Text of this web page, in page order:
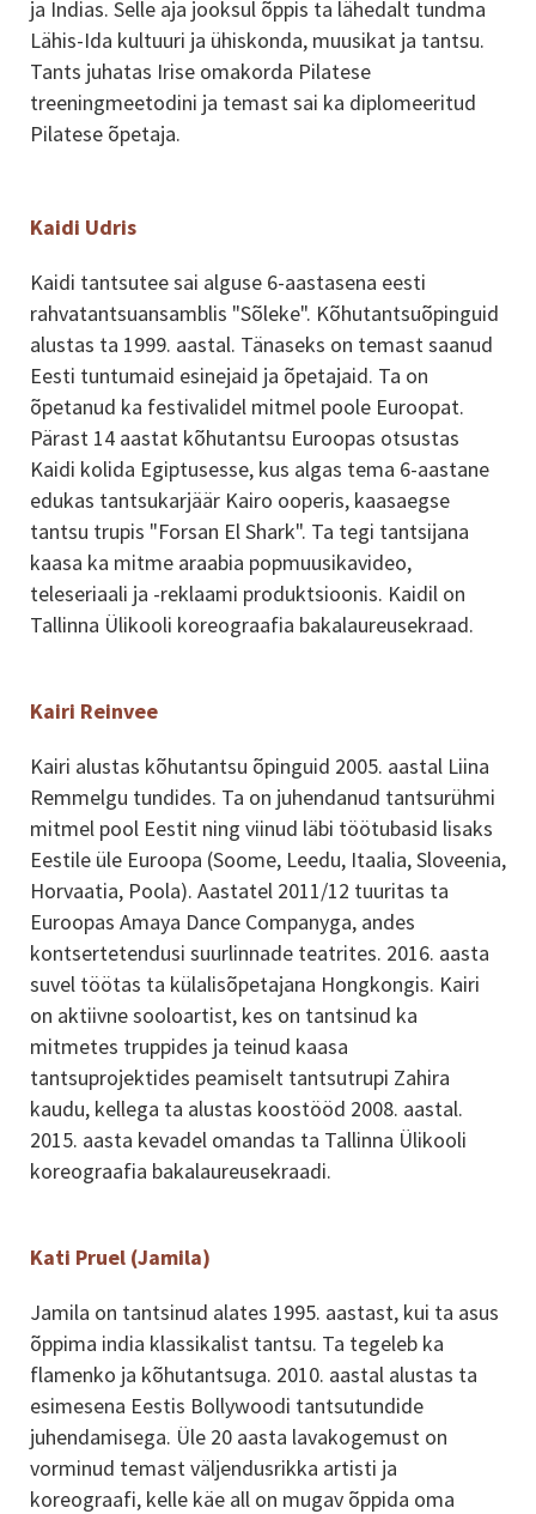
ja Indias. Selle aja jooksul õppis ta lähedalt tundma
Lähis-Ida kultuuri ja ühiskonda, muusikat ja tantsu.
Tants juhatas Irise omakorda Pilatese
treeningmeetodini ja temast sai ka diplomeeritud
Pilatese õpetaja.
Kaidi Udris
Kaidi tantsutee sai alguse 6-aastasena eesti
rahvatantsuansamblis "Sõleke". Kõhutantsuõpinguid
alustas ta 1999. aastal. Tänaseks on temast saanud
Eesti tuntumaid esinejaid ja õpetajaid. Ta on
õpetanud ka festivalidel mitmel poole Euroopat.
Pärast 14 aastat kõhutantsu Euroopas otsustas
Kaidi kolida Egiptusesse, kus algas tema 6-aastane
edukas tantsukarjäär Kairo ooperis, kaasaegse
tantsu trupis "Forsan El Shark". Ta tegi tantsijana
kaasa ka mitme araabia popmuusikavideo,
teleseriaali ja -reklaami produktsioonis. Kaidil on
Tallinna Ülikooli koreograafia bakalaureusekraad.
Kairi Reinvee
Kairi alustas kõhutantsu õpinguid 2005. aastal Liina
Remmelgu tundides. Ta on juhendanud tantsurühmi
mitmel pool Eestit ning viinud läbi töötubasid lisaks
Eestile üle Euroopa (Soome, Leedu, Itaalia, Sloveenia,
Horvaatia, Poola). Aastatel 2011/12 tuuritas ta
Euroopas Amaya Dance Companyga, andes
kontsertetendusi suurlinnade teatrites. 2016. aasta
suvel töötas ta külalisõpetajana Hongkongis. Kairi
on aktiivne sooloartist, kes on tantsinud ka
mitmetes truppides ja teinud kaasa
tantsuprojektides peamiselt tantsutrupi Zahira
kaudu, kellega ta alustas koostööd 2008. aastal.
2015. aasta kevadel omandas ta Tallinna Ülikooli
koreograafia bakalaureusekraadi.
Kati Pruel (Jamila)
Jamila on tantsinud alates 1995. aastast, kui ta asus
õppima india klassikalist tantsu. Ta tegeleb ka
flamenko ja kõhutantsuga. 2010. aastal alustas ta
esimesena Eestis Bollywoodi tantsutundide
juhendamisega. Üle 20 aasta lavakogemust on
vorminud temast väljendusrikka artisti ja
koreograafi, kelle käe all on mugav õppida oma